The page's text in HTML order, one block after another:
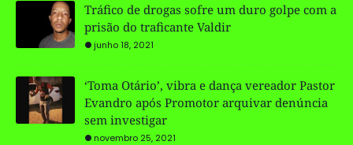
Tráfico de drogas sofre um duro golpe com a
prisão do traficante Valdir
junho 18, 2021
‘Toma Otário’, vibra e dança vereador Pastor
Evandro após Promotor arquivar denúncia
sem investigar
novembro 25, 2021